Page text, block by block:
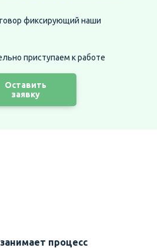
фиксирующий наши
приступаем к работе
Оставить
заявку
процесс